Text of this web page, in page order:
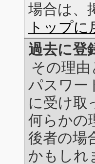
場合は、
トップに
過去に登
その理
パスワー
に受け取
何らかの
後者の場
かもしれ